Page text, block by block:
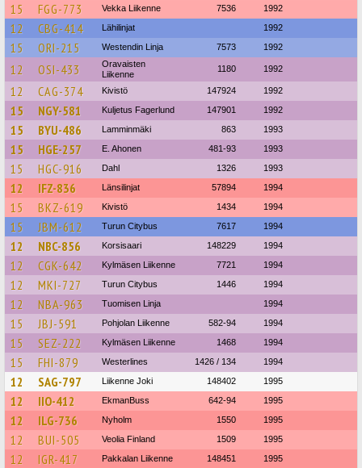
15 FGG-773 Vekka Liikenne 7536 1992
12 CBG-414 Lähilinjat 1992
15 ORI-215 Westendin Linja 7573 1992
12 OSI-433
Oravaisten
Liikenne
1180 1992
12 CAG-374 Kivistö 147924 1992
15 NGY-581 Kuljetus Fagerlund 147901 1992
15 BYU-486 Lamminmäki 863 1993
15 HGE-257 E. Ahonen 481-93 1993
15 HGC-916 Dahl 1326 1993
12 IFZ-836 Länsilinjat 57894 1994
15 BKZ-619 Kivistö 1434 1994
15 JBM-612 Turun Citybus 7617 1994
12 NBC-856 Korsisaari 148229 1994
12 CGK-642 Kylmäsen Liikenne 7721 1994
12 MKI-727 Turun Citybus 1446 1994
12 NBA-963 Tuomisen Linja 1994
15 JBJ-591 Pohjolan Liikenne 582-94 1994
15 SEZ-222 Kylmäsen Liikenne 1468 1994
15 FHI-879 Westerlines 1426 / 134 1994
12 SAG-797 Liikenne Joki 148402 1995
12 IIO-412 EkmanBuss 642-94 1995
12 ILG-736 Nyholm 1550 1995
12 BUI-505 Veolia Finland 1509 1995
12 IGR-417 Pakkalan Liikenne 148451 1995